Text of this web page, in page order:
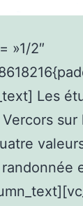
»1/2″
Les